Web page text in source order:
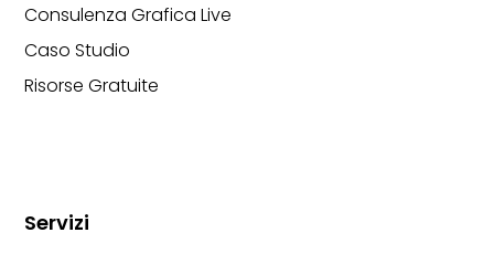
Servizi
Consulenza Grafica Live
Caso Studio
Risorse Gratuite